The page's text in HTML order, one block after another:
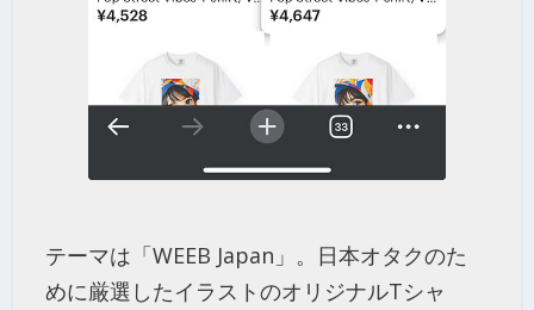
テーマは「WEEB Japan」。日本オタクのた
めに厳選したイラストのオリジナルTシャ